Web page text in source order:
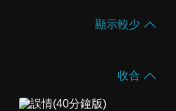
顯示較少
收合